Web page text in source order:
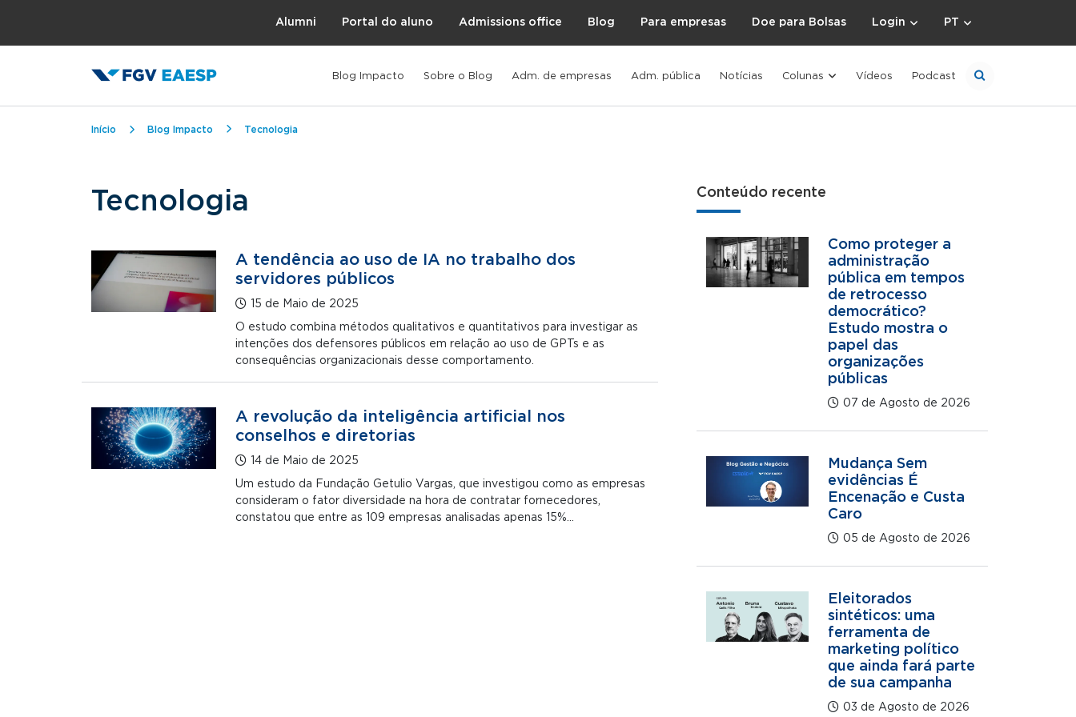
Alumni Portal do aluno Admissions office Blog Para empresas Doe para Bolsas Login PT
Blog Impacto Sobre o Blog Adm. de empresas Adm. pública Notícias Colunas Vídeos Podcast
Trilha de navegação
Início Blog Impacto Tecnologia
Tecnologia
A tendência ao uso de IA no trabalho dos
servidores públicos
15 de Maio de 2025
O estudo combina métodos qualitativos e quantitativos para investigar as
intenções dos defensores públicos em relação ao uso de GPTs e as
consequências organizacionais desse comportamento.
A revolução da inteligência artificial nos
conselhos e diretorias
14 de Maio de 2025
Um estudo da Fundação Getulio Vargas, que investigou como as empresas
consideram o fator diversidade na hora de contratar fornecedores,
constatou que entre as 109 empresas analisadas apenas 15%…
Conteúdo recente
Como proteger a
administração
pública em tempos
de retrocesso
democrático?
Estudo mostra o
papel das
organizações
públicas
07 de Agosto de 2026
Mudança Sem
evidências É
Encenação e Custa
Caro
05 de Agosto de 2026
Eleitorados
sintéticos: uma
ferramenta de
marketing político
que ainda fará parte
de sua campanha
03 de Agosto de 2026